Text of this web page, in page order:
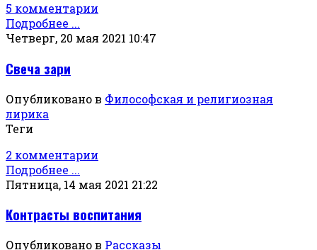
5 комментарии
Подробнее ...
Четверг, 20 мая 2021 10:47
Свеча зари
Опубликовано в Философская и религиозная
лирика
Теги
2 комментарии
Подробнее ...
Пятница, 14 мая 2021 21:22
Контрасты воспитания
Опубликовано в Рассказы